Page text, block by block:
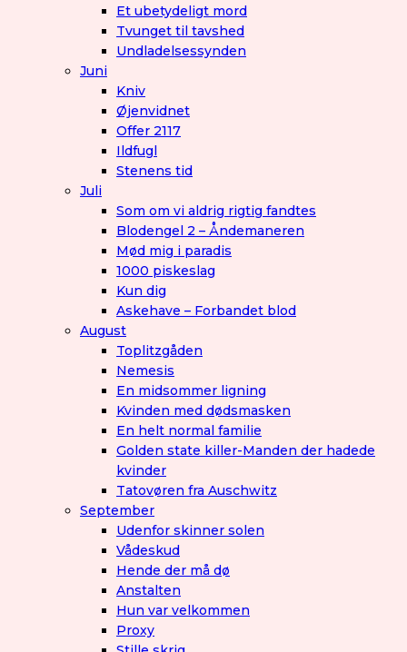
Et ubetydeligt mord
Tvunget til tavshed
Undladelsessynden
Juni
Kniv
Øjenvidnet
Offer 2117
Ildfugl
Stenens tid
Juli
Som om vi aldrig rigtig fandtes
Blodengel 2 – Åndemaneren
Mød mig i paradis
1000 piskeslag
Kun dig
Askehave – Forbandet blod
August
Toplitzgåden
Nemesis
En midsommer ligning
Kvinden med dødsmasken
En helt normal familie
Golden state killer-Manden der hadede
kvinder
Tatovøren fra Auschwitz
September
Udenfor skinner solen
Vådeskud
Hende der må dø
Anstalten
Hun var velkommen
Proxy